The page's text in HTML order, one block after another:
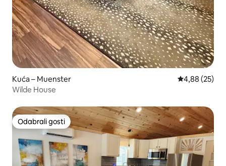
Kuća – Muenster Prosječna
4,88 (25)
Wilde House
Odabrali gosti
Odabrali gosti